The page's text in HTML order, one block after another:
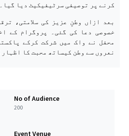
کرنے پر توصیفی سرٹیفیکیٹ دیا گیا۔
بعد ازاں وطنِ عزیز کی سلامتی،
خصوصی دعا کی گئی۔ پروگرام کے
محفل نے واک میں شرکت کرکے
نعروں سے وطن کیساتھ محبت کا اظہار
No of Audience
200
Event Venue